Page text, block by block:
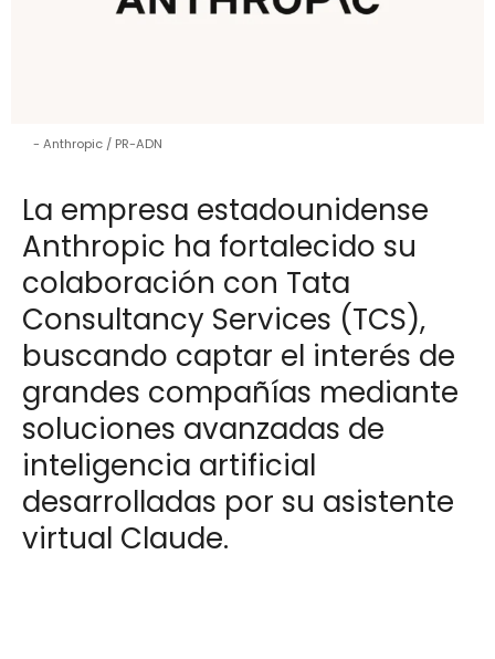
Anthropic / PR-ADN
La empresa estadounidense
Anthropic ha fortalecido su
colaboración con Tata
Consultancy Services (TCS),
buscando captar el interés de
grandes compañías mediante
soluciones avanzadas de
inteligencia artificial
desarrolladas por su asistente
virtual Claude.